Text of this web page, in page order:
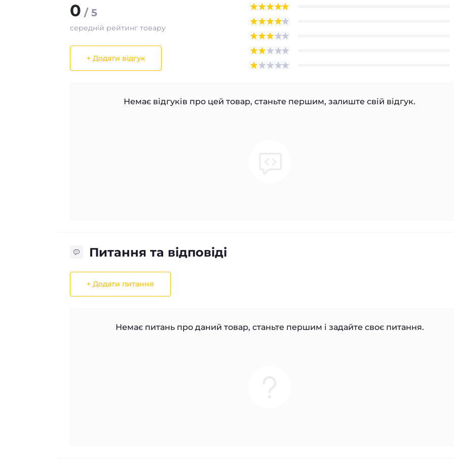
0 / 5
середній рейтинг товару
+ Додати відгук
Немає відгуків про цей товар, станьте першим, залиште свій відгук.
Питання та відповіді
+ Додати питання
Немає питань про даний товар, станьте першим і задайте своє питання.